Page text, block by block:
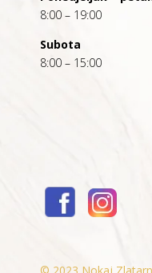
8:00 – 19:00
Subota
8:00 – 15:00